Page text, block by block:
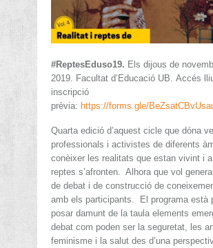
#ReptesEduso19. Els dijous de
2019. Facultat d’Educació UB. Accés
inscripció
prèvia: https://forms.gle/
Quarta edició d’aquest cicle que dóna
professionals i activistes de diferents
conèixer les realitats que estan vivint i
reptes s’afronten. Alhora que vol
de debat i de construcció de
amb els participants. El programa està
posar damunt de la taula elements
debat com poden ser la seguretat, les
feminisme i la salut des d’una